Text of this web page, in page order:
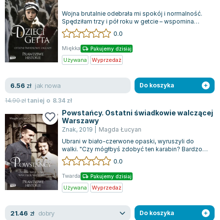
Zygmunt Freud
Agata Passent
Michel Moran
Maciej Orłoś
Jo Nesbo
Antoine de Saint Exupery
Lew Tołstoj
Mark Twain
Marcin Meller
Paulina Młynarska
ks. Piotr Pawlukiewicz
Jarosław Sokołowski
Piotr Latocha
Michael Scott
Jarosław Iwaszkiewicz
Wojna brutalnie odebrała mi spokój i normalność.
Spędziłam trzy i pół roku w getcie – wspomina
Krystyna, jedyna ocalała z dziesięc...
0.0
Miękka Pakujemy dzisiaj
Używana Wyprzedaż
6.56 zł jak nowa
14.90złtaniej o 8.34 zł
Do koszyka
Powstańcy. Ostatni świadkowie walczącej
Warszawy
Znak, 2019
Magda Łucyan
Ubrani w biało-czerwone opaski, wyruszyli do
walki. "Czy mógłbyś zdobyć ten karabin? Bardzo
by nam się przydał!" - te słowa usłysz...
0.0
Twarda Pakujemy dzisiaj
Używana Wyprzedaż
21.46 zł dobry Do koszyka